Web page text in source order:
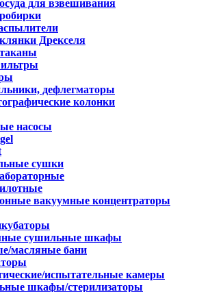
для взвешивания
Дрекселя
дефлегматоры
колонки
насосы
сушки
вакуумные концентраторы
сушильные шкафы
масляные бани
испытательные камеры
шкафы/стерилизаторы